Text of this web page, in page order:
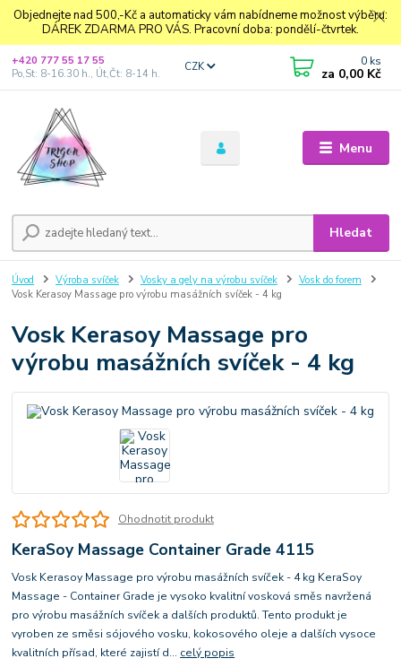
Objednejte nad 500,-Kč a automaticky vám nabídneme možnost výběru:
DÁREK ZDARMA PRO VÁS. Pracovní doba: pondělí-čtvrtek.
Menu
CZK
Hledat
+420 777 55 17 55
Po,St: 8-16.30 h., Út,Čt: 8-14 h.
0 ks
za 0,00 Kč
Úvod Výroba svíček Vosky a gely na výrobu svíček
Vosk do forem
Vosk Kerasoy Massage pro výrobu masážních svíček - 4 kg
Vosk Kerasoy Massage pro
výrobu masážních svíček - 4 kg
Ohodnotit produkt
KeraSoy Massage Container Grade 4115
Vosk Kerasoy Massage pro výrobu masážních svíček - 4 kg KeraSoy
Massage - Container Grade je vysoko kvalitní vosková směs navržená
pro výrobu masážních svíček a dalších produktů. Tento produkt je
vyroben ze směsi sójového vosku, kokosového oleje a dalších vysoce
kvalitních přísad, které zajistí d... celý popis